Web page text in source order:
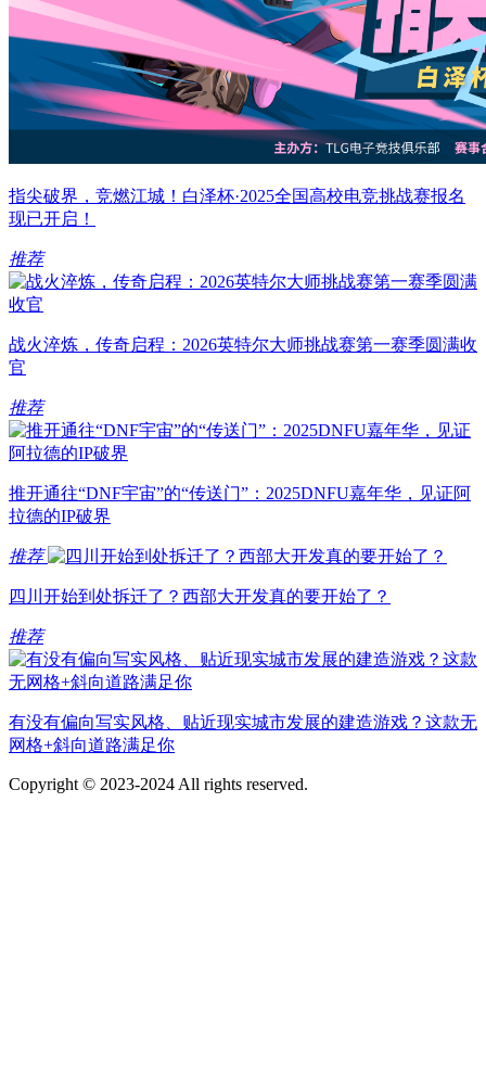
指尖破界，竞燃江城！白泽杯·2025全国高校电竞挑战赛报名
现已开启！
推荐
战火淬炼，传奇启程：2026英特尔大师挑战赛第一赛季圆满收
官
推荐
推开通往“DNF宇宙”的“传送门”：2025DNFU嘉年华，见证阿
拉德的IP破界
推荐
四川开始到处拆迁了？西部大开发真的要开始了？
推荐
有没有偏向写实风格、贴近现实城市发展的建造游戏？这款无
网格+斜向道路满足你
Copyright © 2023-2024 All rights reserved.